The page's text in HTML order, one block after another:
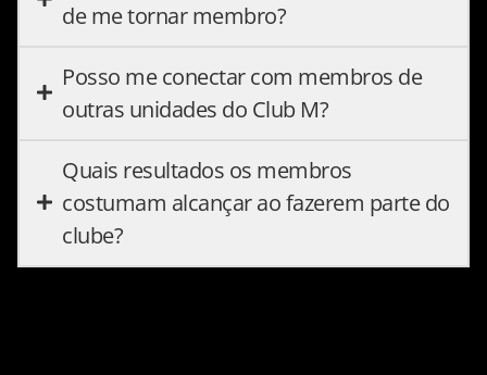
de me tornar membro?
Posso me conectar com membros de
outras unidades do Club M?
Quais resultados os membros
costumam alcançar ao fazerem parte do
clube?